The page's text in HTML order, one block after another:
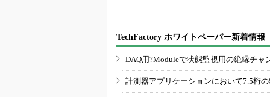
TechFactory ホワイトペーパー新着情報
DAQ用?Moduleで状態監視用の絶縁チ
計測器アプリケーションにおいて7.5桁